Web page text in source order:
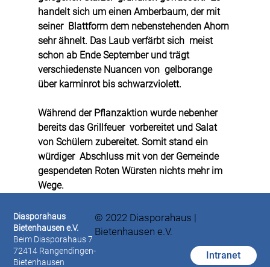
handelt sich um einen Amberbaum, der mit
seiner  Blattform dem nebenstehenden Ahorn
sehr ähnelt. Das Laub verfärbt sich  meist
schon ab Ende September und trägt
verschiedenste Nuancen von  gelborange
über karminrot bis schwarzviolett.
Während der Pflanzaktion wurde nebenher
bereits das Grillfeuer  vorbereitet und Salat
von Schülern zubereitet. Somit stand ein
würdiger  Abschluss mit von der Gemeinde
gespendeten Roten Würsten nichts mehr im
Wege.
Diasporahaus
Bietenhausen e.V.
Beim Diasporahaus 7
72414 Rangendingen-
Bietenhausen
© 2022 Diasporahaus |
Bietenhausen e.V.
Intranet